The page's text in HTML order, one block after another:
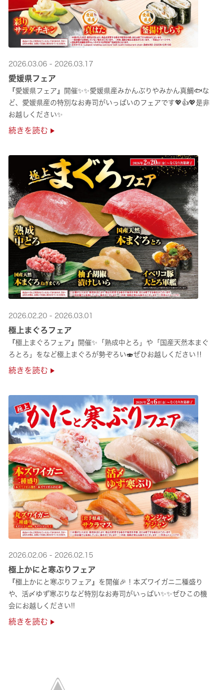
2026.03.06 - 2026.03.17
愛媛県フェア
『愛媛県フェア』開催✨✨愛媛県産みかんぶりやみかん真鯛🐟な
ど、愛媛県産の特別なお寿司がいっぱいのフェアです💖👍💖是非
お越しください✨
続きを読む
2026.02.20 - 2026.03.01
極上まぐろフェア
『極上まぐろフェア』開催✨「熟成中とろ」や「国産天然本まぐ
ろとろ」をなど極上まぐろが勢ぞろい🍣ぜひお越しください‼
続きを読む
2026.02.06 - 2026.02.15
極上かにと寒ぶりフェア
『極上かにと寒ぶりフェア』を開催🎉！本ズワイガニ二種盛り
や、活〆ゆず寒ぶりなど特別なお寿司がいっぱい✨✨ぜひこの機
会にお越しください!!
続きを読む